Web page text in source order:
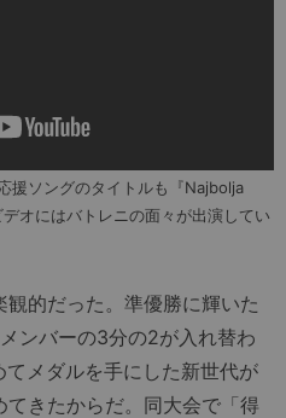
援ソングのタイトルも『Najbolja
オにはバトレニの面々が出演してい
的だった。準優勝に輝いた
ンバーの3分の2が入れ替わ
メダルを手にした新世代が
きたからだ。同大会で「得